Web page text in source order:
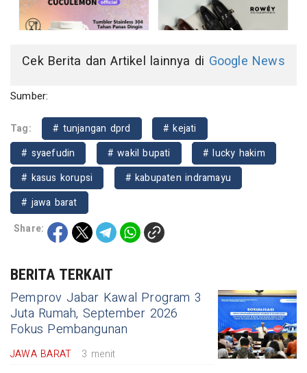
Cek Berita dan Artikel lainnya di Google News
Sumber:
Tag: # tunjangan dprd
# kejati
# syaefudin
# wakil bupati
# lucky hakim
# kasus korupsi
# kabupaten indramayu
# jawa barat
Share:
BERITA TERKAIT
Pemprov Jabar Kawal Program 3
Juta Rumah, September 2026
Fokus Pembangunan
JAWA BARAT 3 menit